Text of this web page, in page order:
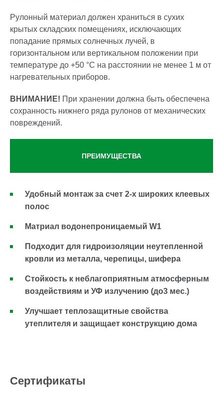
Рулонный материал должен храниться в сухих
крытых складских помещениях, исключающих
попадание прямых солнечных лучей, в
горизонтальном или вертикальном положении при
температуре до +50 °С на расстоянии не менее 1 м от
нагревательных приборов.
ВНИМАНИЕ! При хранении должна быть обеспечена
сохранность нижнего ряда рулонов от механических
повреждений.
ПРЕИМУЩЕСТВА
Удобный монтаж за счет 2-х широких клеевых
полос
Матриал водонепроницаемый W1
Подходит для гидроизоляции неутепленной
кровли из металла, черепицы, шифера
Стойкость к неблагоприятным атмосферным
воздействиям и УФ излучению (до3 мес.)
Улучшает теплозащитные свойства
утеплителя и защищает конструкцию дома
Сертификаты